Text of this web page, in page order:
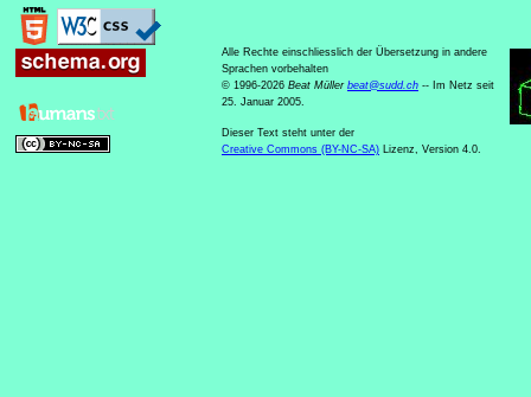
Alle Rechte einschliesslich der Übersetzung in andere
Sprachen vorbehalten
© 1996-2026 Beat Müller beat@sudd.ch -- Im Netz seit
25. Januar 2005.
Dieser Text steht unter der
Creative Commons (BY-NC-SA) Lizenz, Version 4.0.